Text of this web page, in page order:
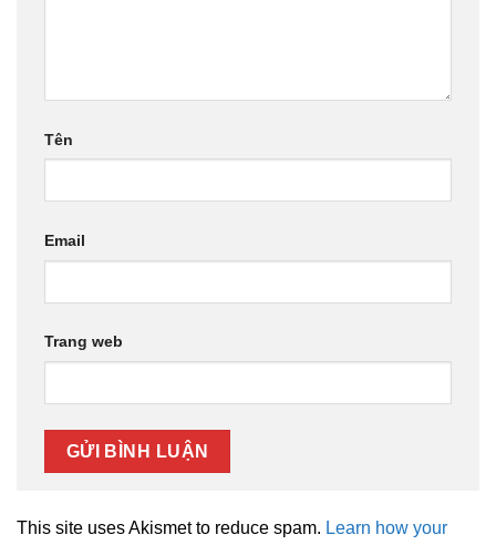
Tên
Email
Trang web
This site uses Akismet to reduce spam. Learn how your